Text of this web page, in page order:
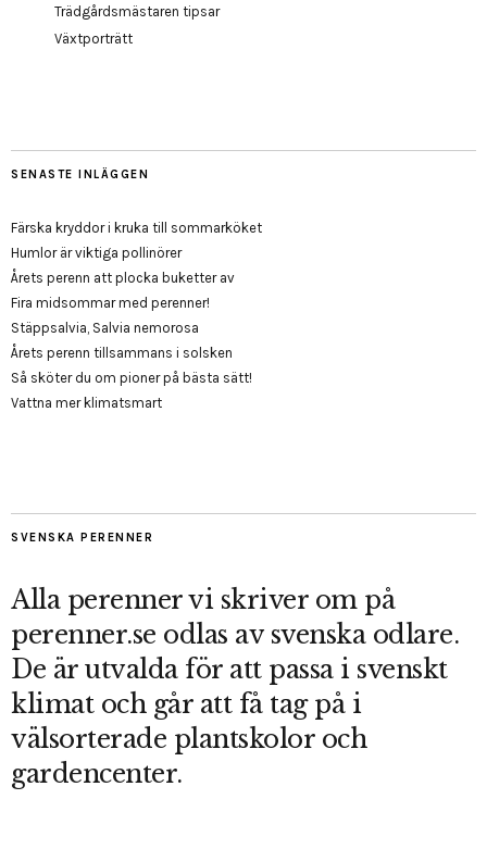
Trädgårdsmästaren tipsar
Växtporträtt
SENASTE INLÄGGEN
Färska kryddor i kruka till sommarköket
Humlor är viktiga pollinörer
Årets perenn att plocka buketter av
Fira midsommar med perenner!
Stäppsalvia, Salvia nemorosa
Årets perenn tillsammans i solsken
Så sköter du om pioner på bästa sätt!
Vattna mer klimatsmart
SVENSKA PERENNER
Alla perenner vi skriver om på
perenner.se odlas av svenska odlare.
De är utvalda för att passa i svenskt
klimat och går att få tag på i
välsorterade plantskolor och
gardencenter.